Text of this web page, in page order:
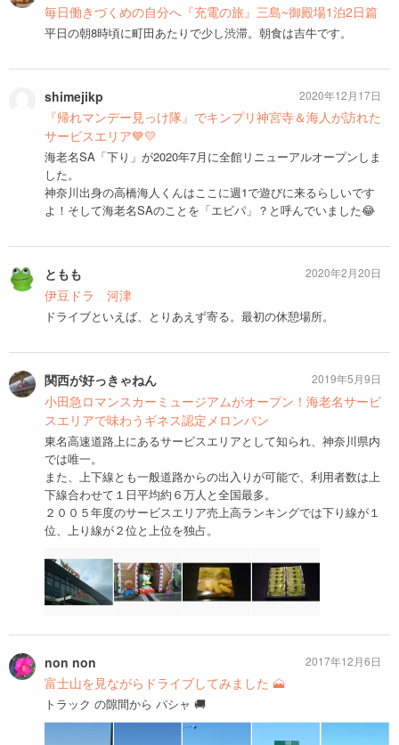
毎日働きづくめの自分へ『充電の旅』三島~御殿場1泊2日篇
平日の朝8時頃に町田あたりで少し渋滞。朝食は吉牛です。
shimejikp
『帰れマンデー見っけ隊』でキンプリ神宮寺＆海人が訪れた
サービスエリア💙💛
海老名SA「下り」が2020年7月に全館リニューアルオープンしま
した。
神奈川出身の高橋海人くんはここに週1で遊びに来るらしいです
よ！そして海老名SAのことを「エビパ」？と呼んでいました😂
2020年12月17日
ともも
伊豆ドラ 河津
ドライブといえば、とりあえず寄る。最初の休憩場所。
2020年2月20日
関西が好っきゃねん
小田急ロマンスカーミュージアムがオープン！海老名サービ
スエリアで味わうギネス認定メロンパン
東名高速道路上にあるサービスエリアとして知られ、神奈川県内
では唯一。
また、上下線とも一般道路からの出入りが可能で、利用者数は上
下線合わせて１日平均約６万人と全国最多。
２００５年度のサービスエリア売上高ランキングでは下り線が１
位、上り線が２位と上位を独占。
2019年5月9日
non non
富士山を見ながらドライブしてみました 🗻
トラック の隙間から パシャ 🚚
2017年12月6日